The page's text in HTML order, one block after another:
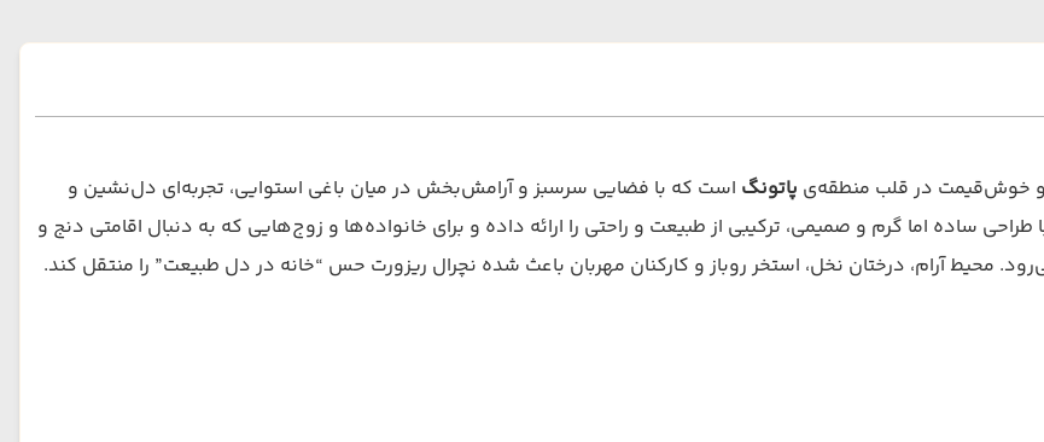
و خوش‌قیمت در قلب منطقه‌ی پاتونگ است که با فضایی سرسبز و آرامش‌بخش در میان باغی استوایی، تجربه‌ای دل‌نشین و
ساده اما گرم و صمیمی، ترکیبی از طبیعت و راحتی را ارائه داده و برای خانواده‌ها و زوج‌هایی که به دنبال اقامتی دنج و
محیط آرام، درختان نخل، استخر روباز و کارکنان مهربان باعث شده نچرال ریزورت حس “خانه در دل طبیعت” را منتقل کند.